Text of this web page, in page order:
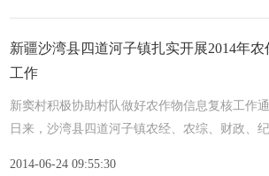
新疆沙湾县四道河子镇扎实开展2014年
工作
新窦村积极协助村队做好农作物信息复核工作
日来，沙湾县四道河子镇农经、农综、财政、
2014-06-24 09:55:30